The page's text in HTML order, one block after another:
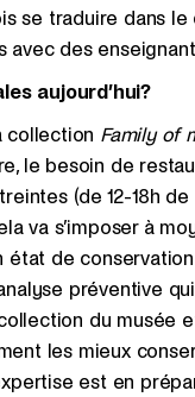
se traduire dans
avec des
aujourd’hui?
collection Family of
le besoin de
(de 12-18h
va s’imposer à
état de
préventive
du musée
les mieux
est en